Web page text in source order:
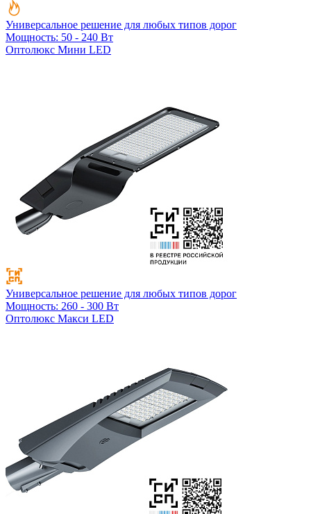
Универсальное решение для любых типов дорог
Мощность: 50 - 240 Вт
Оптолюкс Мини LED
Универсальное решение для любых типов дорог
Мощность: 260 - 300 Вт
Оптолюкс Макси LED